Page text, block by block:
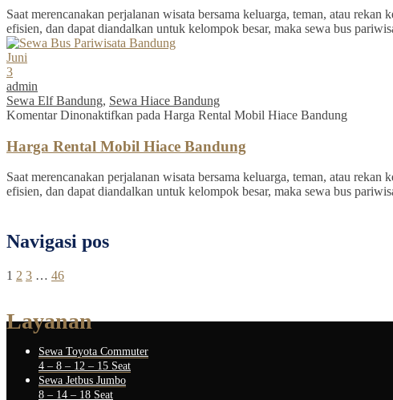
Saat merencanakan perjalanan wisata bersama keluarga, teman, atau
efisien, dan dapat diandalkan untuk kelompok besar, maka sewa bus
Juni
3
admin
Sewa Elf Bandung, Sewa Hiace Bandung
Komentar Dinonaktifkan pada Harga Rental Mobil Hiace Bandung
Harga Rental Mobil Hiace Bandung
Saat merencanakan perjalanan wisata bersama keluarga, teman, atau
efisien, dan dapat diandalkan untuk kelompok besar, maka sewa bus
Navigasi pos
1 2 3 … 46
Layanan
Sewa Toyota Commuter
4 – 8 – 12 – 15 Seat
Sewa Jetbus Jumbo
8 – 14 – 18 Seat